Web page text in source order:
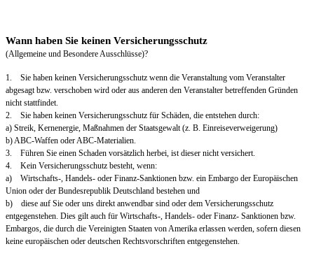
Wann haben Sie keinen Versicherungsschutz
(Allgemeine und Besondere Ausschlüsse)?
1. Sie haben keinen Versicherungsschutz wenn die Veranstaltung vom Veranstalter
abgesagt bzw. verschoben wird oder aus anderen den Veranstalter betreffenden Gründen
nicht stattfindet.
2. Sie haben keinen Versicherungsschutz für Schäden, die entstehen durch:
a) Streik, Kernenergie, Maßnahmen der Staatsgewalt (z. B. Einreiseverweigerung)
b) ABC-Waffen oder ABC-Materialien.
3. Führen Sie einen Schaden vorsätzlich herbei, ist dieser nicht versichert.
4. Kein Versicherungsschutz besteht, wenn:
a) Wirtschafts-, Handels- oder Finanz-Sanktionen bzw. ein Embargo der Europäischen
Union oder der Bundesrepublik Deutschland bestehen und
b) diese auf Sie oder uns direkt anwendbar sind oder dem Versicherungsschutz
entgegenstehen. Dies gilt auch für Wirtschafts-, Handels- oder Finanz- Sanktionen bzw.
Embargos, die durch die Vereinigten Staaten von Amerika erlassen werden, sofern diesen
keine europäischen oder deutschen Rechtsvorschriften entgegenstehen.